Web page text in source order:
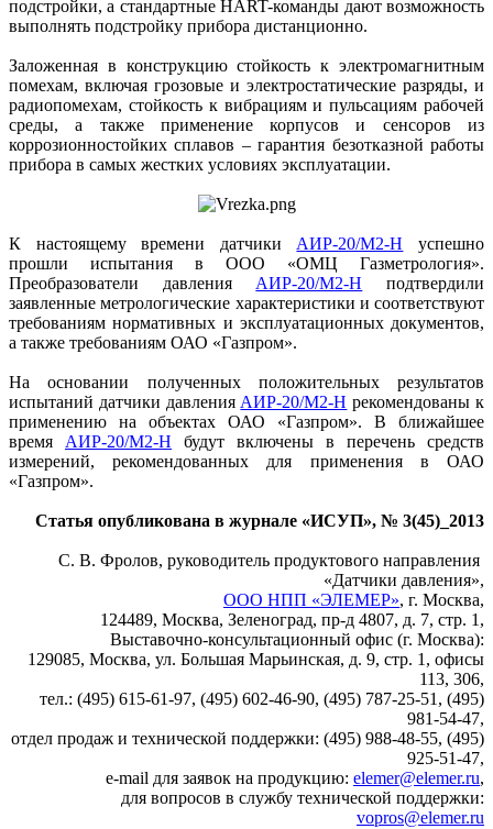
подстройки, а стандартные HART-команды дают возможность
выполнять подстройку прибора дистанционно.
Заложенная в конструкцию стойкость к электромагнитным
помехам, включая грозовые и электростатические разряды, и
радиопомехам, стойкость к вибрациям и пульсациям рабочей
среды, а также применение корпусов и сенсоров из
коррозионностойких сплавов – гарантия безотказной работы
прибора в самых жестких условиях эксплуатации.
К настоящему времени датчики АИР-20/М2-Н успешно
прошли испытания в ООО «ОМЦ Газметрология».
Преобразователи давления АИР-20/М2-Н подтвердили
заявленные метрологические характеристики и соответствуют
требованиям нормативных и эксплуатационных документов,
а также требованиям ОАО «Газпром».
На основании полученных положительных результатов
испытаний датчики давления АИР-20/М2-Н рекомендованы к
применению на объектах ОАО «Газпром». В ближайшее
время АИР-20/М2-Н будут включены в перечень средств
измерений, рекомендованных для применения в ОАО
«Газпром».
Статья опубликована в журнале «ИСУП», № 3(45)_2013
С. В. Фролов, руководитель продуктового направления
«Датчики давления»,
ООО НПП «ЭЛЕМЕР», г. Москва,
124489, Москва, Зеленоград, пр-д 4807, д. 7, стр. 1,
Выставочно-консультационный офис (г. Москва):
129085, Москва, ул. Большая Марьинская, д. 9, стр. 1, офисы
113, 306,
тел.: (495) 615-61-97, (495) 602-46-90, (495) 787-25-51, (495)
981-54-47,
отдел продаж и технической поддержки: (495) 988-48-55, (495)
925-51-47,
e‑mail для заявок на продукцию: elemer@elemer.ru,
для вопросов в службу технической поддержки:
vopros@elemer.ru